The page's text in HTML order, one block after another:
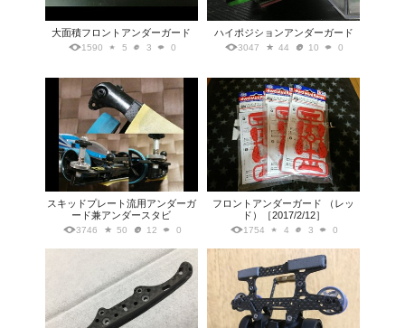
大面積フロントアンダーガード
1590 5 3 0
ハイポジションアンダーガード
3047 44 10 0
スキッドプレート流用アンダーガ
ード兼アンダースタビ
3746 50 12 0
フロントアンダーガード （レッ
ド）［2017/2/12］
1754 4 3 0